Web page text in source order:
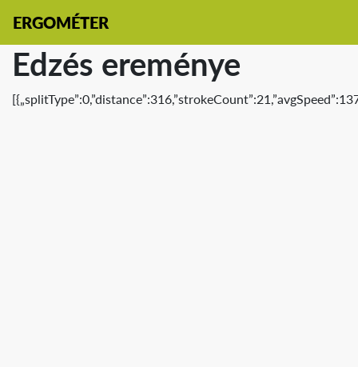
ERGOMÉTER
Edzés ereménye